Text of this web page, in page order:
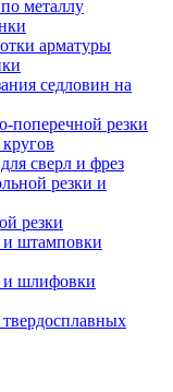
металлу
арматуры
седловин на
поперечной резки
сверл и фрез
резки и
резки
и штамповки
и шлифовки